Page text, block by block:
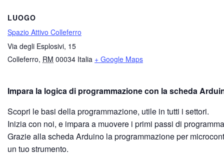
LUOGO
Spazio Attivo Colleferro
Via degli Esplosivi, 15
Colleferro, RM 00034 Italia + Google Maps
Impara la logica di programmazione con la scheda
Scopri le basi della programmazione, utile in tutti i settori.
Inizia con noi, e impara a muovere i primi passi di
Grazie alla scheda Arduino la programmazione per
un tuo strumento.